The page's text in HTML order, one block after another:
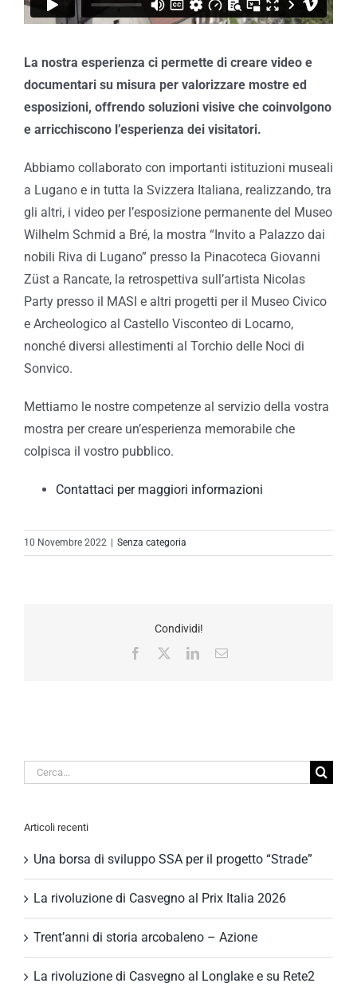
La nostra esperienza ci permette di creare video e
documentari su misura per valorizzare mostre ed
esposizioni, offrendo soluzioni visive che coinvolgono
e arricchiscono l’esperienza dei visitatori.
Abbiamo collaborato con importanti istituzioni museali
a Lugano e in tutta la Svizzera Italiana, realizzando, tra
gli altri, i video per l’esposizione permanente del Museo
Wilhelm Schmid a Bré, la mostra “Invito a Palazzo dai
nobili Riva di Lugano” presso la Pinacoteca Giovanni
Züst a Rancate, la retrospettiva sull’artista Nicolas
Party presso il MASI e altri progetti per il Museo Civico
e Archeologico al Castello Visconteo di Locarno,
nonché diversi allestimenti al Torchio delle Noci di
Sonvico.
Mettiamo le nostre competenze al servizio della vostra
mostra per creare un’esperienza memorabile che
colpisca il vostro pubblico.
Contattaci per maggiori informazioni
10 Novembre 2022 Senza categoria
Condividi!
Facebook
LinkedInEmail
Cerca
Articoli recenti
Una borsa di sviluppo SSA per il progetto “Strade”
La rivoluzione di Casvegno al Prix Italia 2026
Trent’anni di storia arcobaleno – Azione
La rivoluzione di Casvegno al Longlake e su Rete2